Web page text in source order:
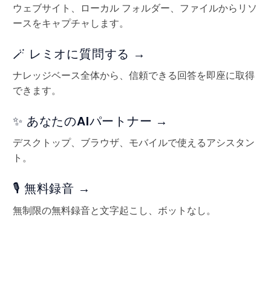
ウェブサイト、ローカル フォルダー、ファイルからリソ
ースをキャプチャします。
🪄 レミオに質問する →
ナレッジベース全体から、信頼できる回答を即座に取得
できます。
✨ あなたのAIパートナー →
デスクトップ、ブラウザ、モバイルで使えるアシスタン
ト。
🎙️ 無料録音 →
無制限の無料録音と文字起こし、ボットなし。